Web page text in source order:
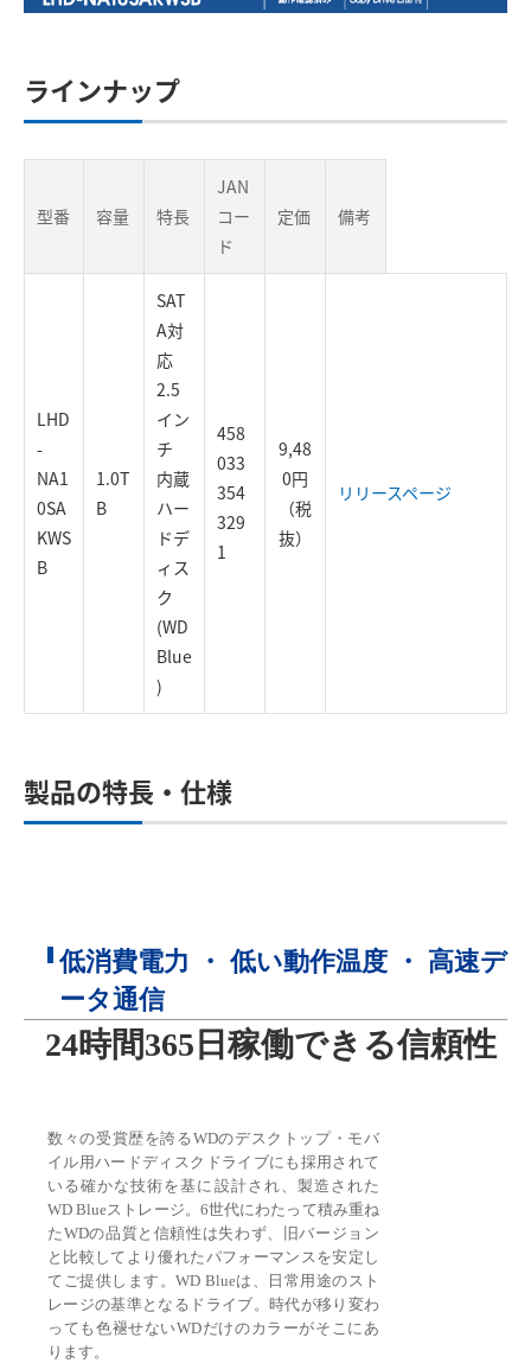
ラインナップ
型番 容量 特長
JAN
コー
ド
定価 備考
LHD
-
NA1
0SA
KWS
B
1.0T
B
SAT
A対
応
2.5
イン
チ
内蔵
ハー
ドデ
ィス
ク
(WD
Blue
)
458
033
354
329
1
9,48
0円
（税
抜）
リリースページ
製品の特長・仕様
低消費電力 ・ 低い動作温度 ・ 高速デ
ータ通信
24時間365日稼働できる信頼性
数々の受賞歴を誇るWDのデスクトップ・モバ
イル用ハードディスクドライブにも採用されて
いる確かな技術を基に設計され、製造された
WD Blueストレージ。6世代にわたって積み重ね
たWDの品質と信頼性は失わず、旧バージョン
と比較してより優れたパフォーマンスを安定し
てご提供します。WD Blueは、日常用途のスト
レージの基準となるドライブ。時代が移り変わ
っても色褪せないWDだけのカラーがそこにあ
ります。